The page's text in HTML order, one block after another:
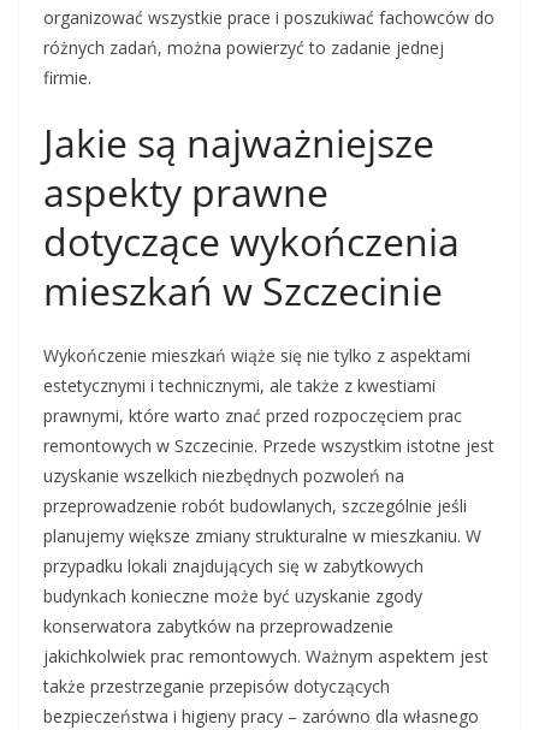
organizować wszystkie prace i poszukiwać fachowców do
różnych zadań, można powierzyć to zadanie jednej
firmie.
Jakie są najważniejsze
aspekty prawne
dotyczące wykończenia
mieszkań w Szczecinie
Wykończenie mieszkań wiąże się nie tylko z aspektami
estetycznymi i technicznymi, ale także z kwestiami
prawnymi, które warto znać przed rozpoczęciem prac
remontowych w Szczecinie. Przede wszystkim istotne jest
uzyskanie wszelkich niezbędnych pozwoleń na
przeprowadzenie robót budowlanych, szczególnie jeśli
planujemy większe zmiany strukturalne w mieszkaniu. W
przypadku lokali znajdujących się w zabytkowych
budynkach konieczne może być uzyskanie zgody
konserwatora zabytków na przeprowadzenie
jakichkolwiek prac remontowych. Ważnym aspektem jest
także przestrzeganie przepisów dotyczących
bezpieczeństwa i higieny pracy – zarówno dla własnego